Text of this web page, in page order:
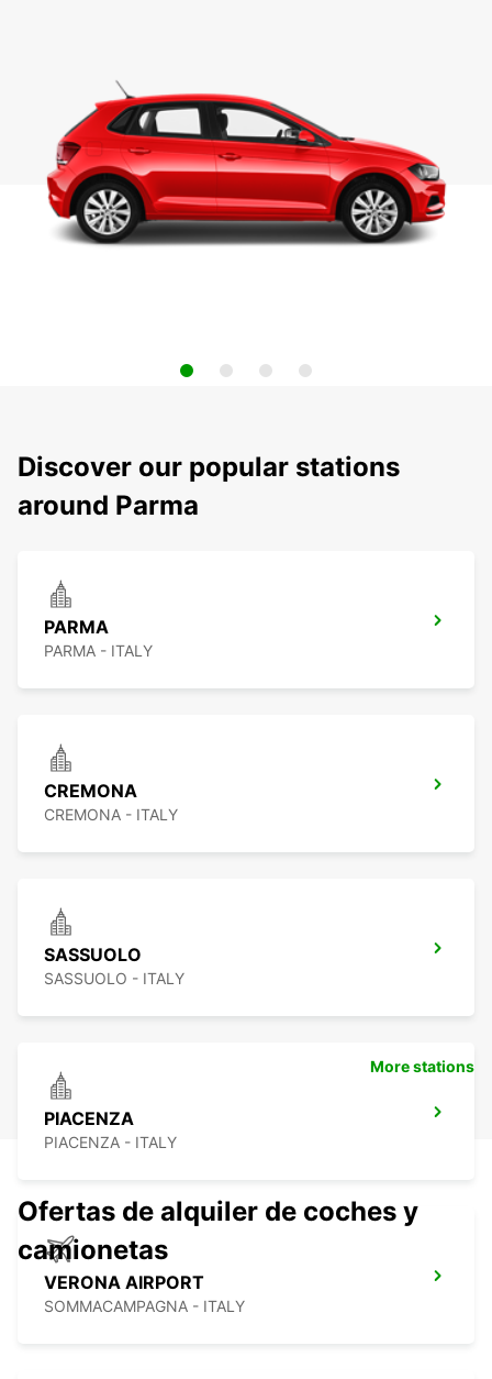
Discover our popular stations
around Parma
PARMA
PARMA - ITALY
CREMONA
CREMONA - ITALY
SASSUOLO
SASSUOLO - ITALY
PIACENZA
PIACENZA - ITALY
VERONA AIRPORT
SOMMACAMPAGNA - ITALY
More stations
Ofertas de alquiler de coches y
camionetas